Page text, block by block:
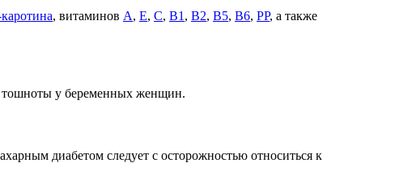
, витаминов А, Е, С, В1 , В2, В5, В6, РР, а также
тошноты у беременных женщин.
диабетом следует с осторожностью относиться к